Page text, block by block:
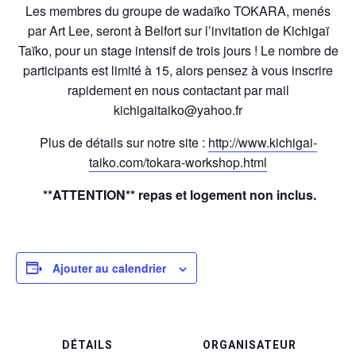
Les membres du groupe de wadaïko TOKARA, menés
par Art Lee, seront à Belfort sur l’invitation de Kichigaï
Taïko, pour un stage intensif de trois jours ! Le nombre de
participants est limité à 15, alors pensez à vous inscrire
rapidement en nous contactant par mail
kichigaitaiko@yahoo.fr
Plus de détails sur notre site : http://www.kichigai-
taiko.com/tokara-workshop.html
**ATTENTION** repas et logement non inclus.
Ajouter au calendrier
DÉTAILS ORGANISATEUR